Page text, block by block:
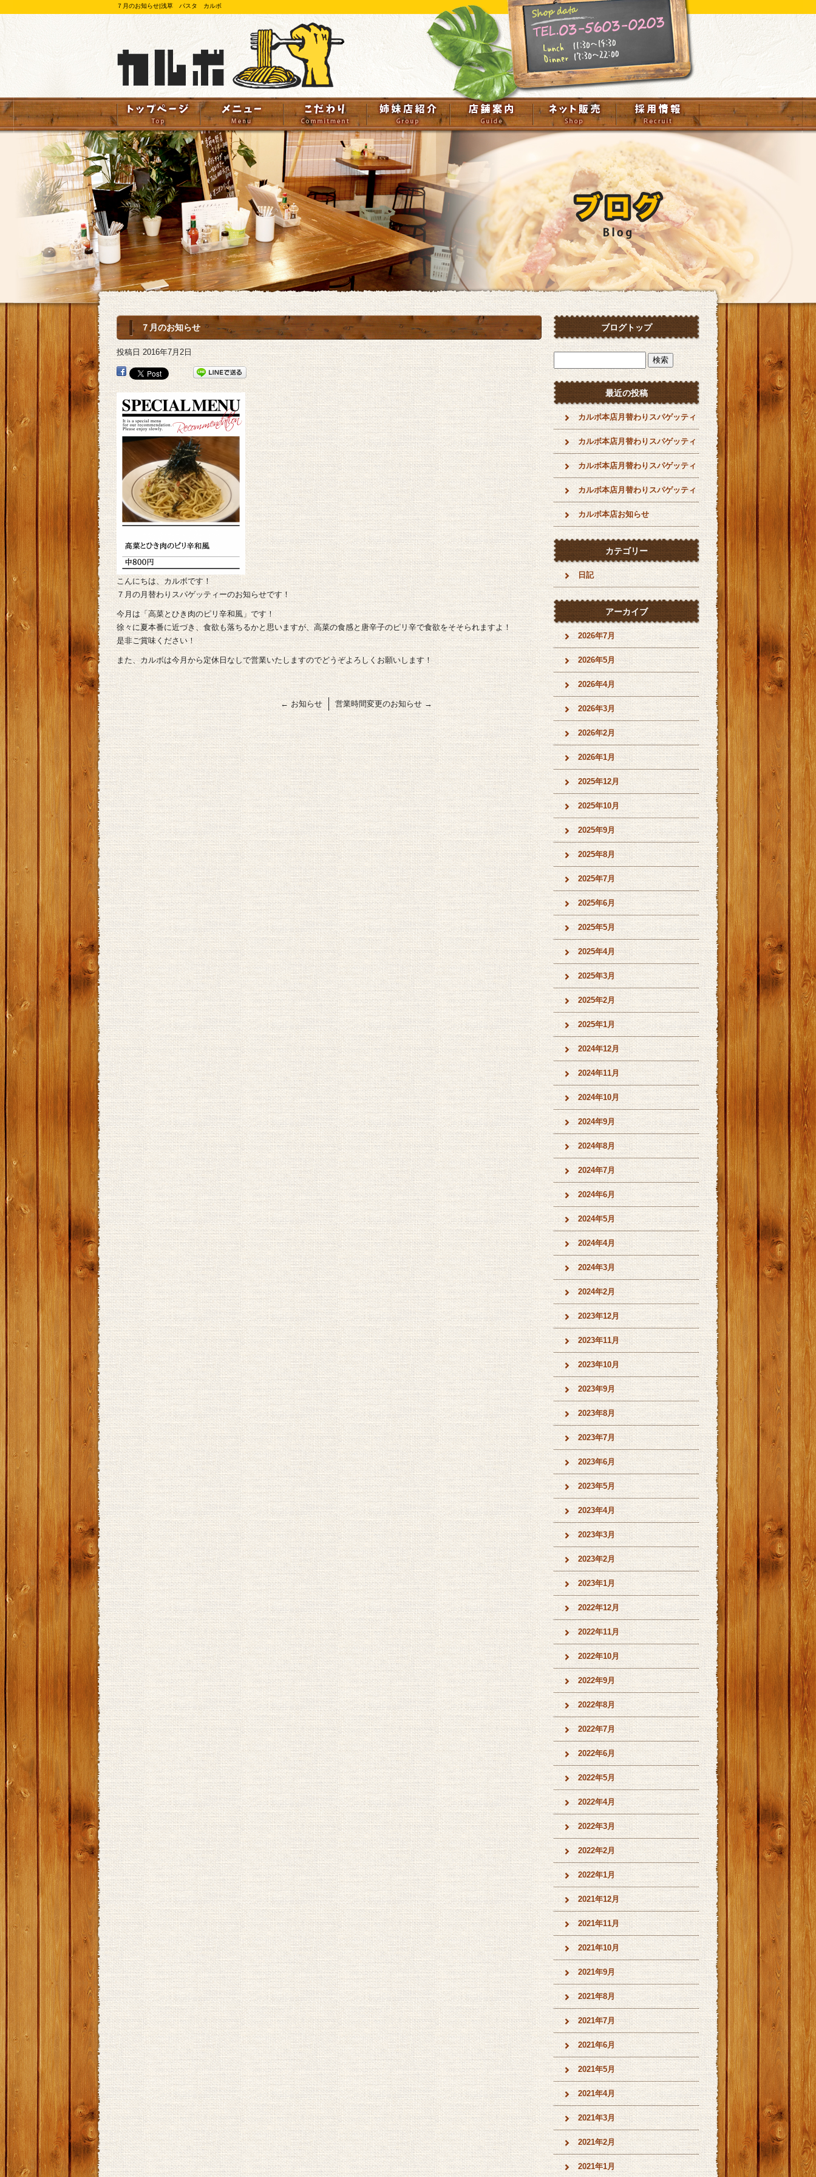
７月のお知らせ|浅草 パスタ カルボ
７月のお知らせ
投稿日 2016年7月2日
こんにちは、カルボです！
７月の月替わりスパゲッティーのお知らせです！
今月は「高菜とひき肉のピリ辛和風」です！
徐々に夏本番に近づき、食欲も落ちるかと思いますが、高菜の食感と唐辛子のピリ辛で食欲をそそられますよ！
是非ご賞味ください！
また、カルボは今月から定休日なしで営業いたしますのでどうぞよろしくお願いします！
← お知らせ 営業時間変更のお知らせ→
ブログトップ
最近の投稿
カルボ本店月替わりスパゲッティ
カルボ本店月替わりスパゲッティ
カルボ本店月替わりスパゲッティ
カルボ本店月替わりスパゲッティ
カルボ本店お知らせ
カテゴリー
日記
アーカイブ
2026年7月
2026年5月
2026年4月
2026年3月
2026年2月
2026年1月
2025年12月
2025年10月
2025年9月
2025年8月
2025年7月
2025年6月
2025年5月
2025年4月
2025年3月
2025年2月
2025年1月
2024年12月
2024年11月
2024年10月
2024年9月
2024年8月
2024年7月
2024年6月
2024年5月
2024年4月
2024年3月
2024年2月
2023年12月
2023年11月
2023年10月
2023年9月
2023年8月
2023年7月
2023年6月
2023年5月
2023年4月
2023年3月
2023年2月
2023年1月
2022年12月
2022年11月
2022年10月
2022年9月
2022年8月
2022年7月
2022年6月
2022年5月
2022年4月
2022年3月
2022年2月
2022年1月
2021年12月
2021年11月
2021年10月
2021年9月
2021年8月
2021年7月
2021年6月
2021年5月
2021年4月
2021年3月
2021年2月
2021年1月